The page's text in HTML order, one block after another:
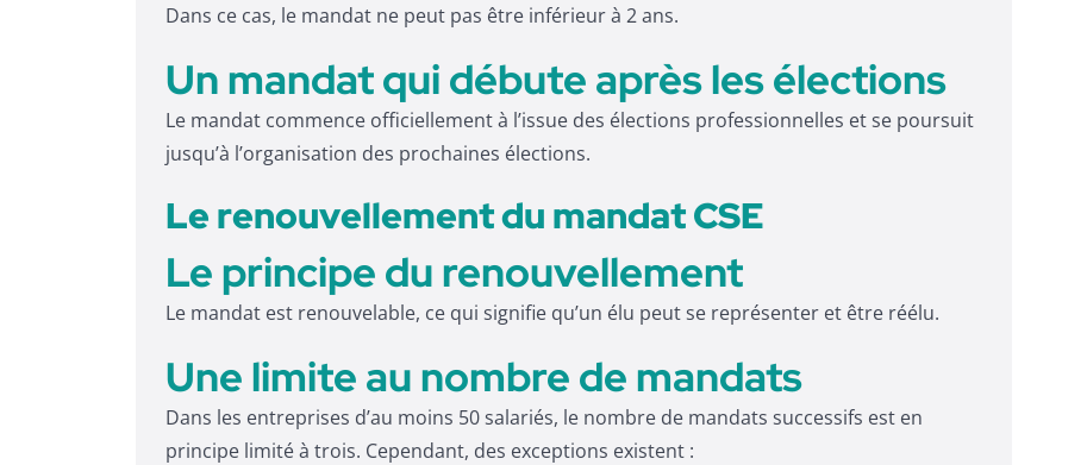
Dans ce cas, le mandat ne peut pas être inférieur à 2 ans.
Un mandat qui débute après les élections
Le mandat commence officiellement à l’issue des élections professionnelles et se poursuit
jusqu’à l’organisation des prochaines élections.
Le renouvellement du mandat CSE
Le principe du renouvellement
Le mandat est renouvelable, ce qui signifie qu’un élu peut se représenter et être réélu.
Une limite au nombre de mandats
Dans les entreprises d’au moins 50 salariés, le nombre de mandats successifs est en
principe limité à trois. Cependant, des exceptions existent :